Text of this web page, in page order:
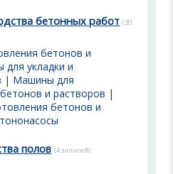
бетонных работ (30
бетонов и
укладки и
| Машины для
и растворов |
бетонов и
полов (4 записей)